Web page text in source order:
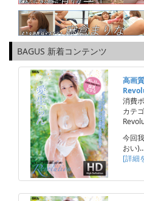
BAGUS 新着コンテンツ
高画
消費
カテ
今回
おい
[詳細